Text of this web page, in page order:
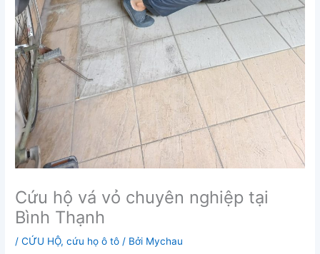
Cứu hộ vá vỏ chuyên nghiệp tại
Bình Thạnh
/CỨU HỘ,cứu họ ô tô / Bởi Mychau